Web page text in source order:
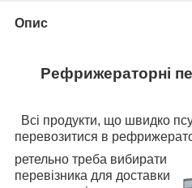
Опис
Рефрижераторні
Всі продукти, що швидко
перевозитися в
ретельно треба вибирати
перевізника для доставки